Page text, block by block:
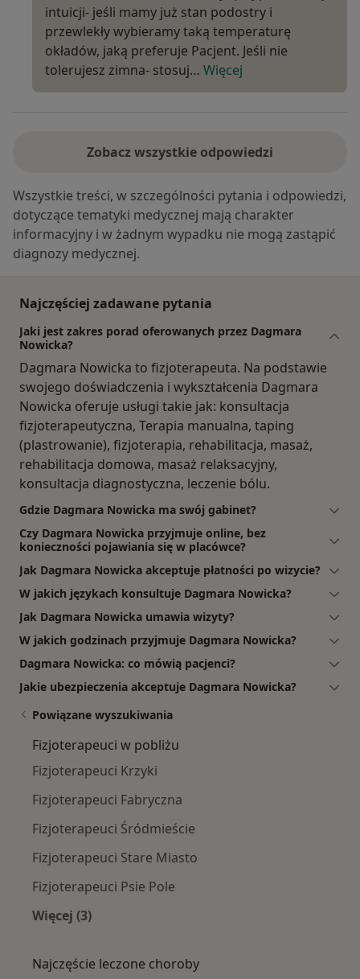
intuicji- jeśli mamy już stan podostry i
przewlekły wybieramy taką temperaturę
okładów, jaką preferuje Pacjent. Jeśli nie
tolerujesz zimna- stosuj… Więcej
Zobacz wszystkie odpowiedzi
Wszystkie treści, w szczególności pytania i odpowiedzi,
dotyczące tematyki medycznej mają charakter
informacyjny i w żadnym wypadku nie mogą zastąpić
diagnozy medycznej.
Najczęściej zadawane pytania
Jaki jest zakres porad oferowanych przez Dagmara
Nowicka?
Dagmara Nowicka to fizjoterapeuta. Na podstawie
swojego doświadczenia i wykształcenia Dagmara
Nowicka oferuje usługi takie jak: konsultacja
fizjoterapeutyczna, Terapia manualna, taping
(plastrowanie), fizjoterapia, rehabilitacja, masaż,
rehabilitacja domowa, masaż relaksacyjny,
konsultacja diagnostyczna, leczenie bólu.
Gdzie Dagmara Nowicka ma swój gabinet?
Czy Dagmara Nowicka przyjmuje online, bez
konieczności pojawiania się w placówce?
Jak Dagmara Nowicka akceptuje płatności po wizycie?
W jakich językach konsultuje Dagmara Nowicka?
Jak Dagmara Nowicka umawia wizyty?
W jakich godzinach przyjmuje Dagmara Nowicka?
Dagmara Nowicka: co mówią pacjenci?
Jakie ubezpieczenia akceptuje Dagmara Nowicka?
Powiązane wyszukiwania
Fizjoterapeuci w pobliżu
Fizjoterapeuci Krzyki
Fizjoterapeuci Fabryczna
Fizjoterapeuci Śródmieście
Fizjoterapeuci Stare Miasto
Fizjoterapeuci Psie Pole
Więcej (3)
Najczęście leczone choroby